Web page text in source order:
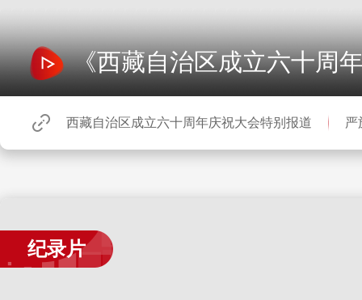
《西藏自治区成立六十周
西藏自治区成立六十周年庆祝大会特别报道 严
纪录片